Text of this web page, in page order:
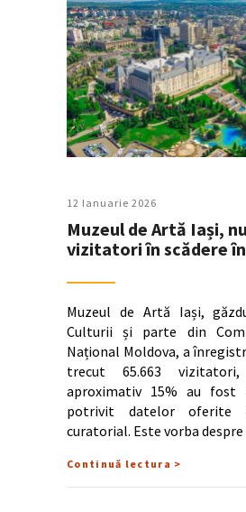
12 Ianuarie 2026
Muzeul de Artă Iași,
vizitatori în scădere
Muzeul de Artă Iași,
Culturii și parte din
Național Moldova, a
trecut 65.663
aproximativ 15% au fost
potrivit datelor oferite
curatorial. Este vorba despre
Continuă lectura >